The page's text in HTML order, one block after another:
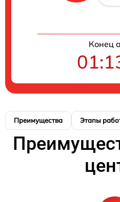
Конец
Преимущества Этапы